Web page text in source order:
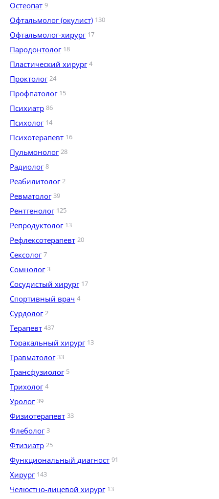
Остеопат 9
Офтальмолог (окулист) 130
Офтальмолог-хирург 17
Пародонтолог 18
Пластический хирург 4
Проктолог 24
Профпатолог 15
Психиатр 86
Психолог 14
Психотерапевт 16
Пульмонолог 28
Радиолог 8
Реабилитолог 2
Ревматолог 39
Рентгенолог 125
Репродуктолог 13
Рефлексотерапевт 20
Сексолог 7
Сомнолог 3
Сосудистый хирург 17
Спортивный врач 4
Сурдолог 2
Терапевт 437
Торакальный хирург 13
Травматолог 33
Трансфузиолог 5
Трихолог 4
Уролог 39
Физиотерапевт 33
Флеболог 3
Фтизиатр 25
Функциональный диагност 91
Хирург 143
Челюстно-лицевой хирург 13